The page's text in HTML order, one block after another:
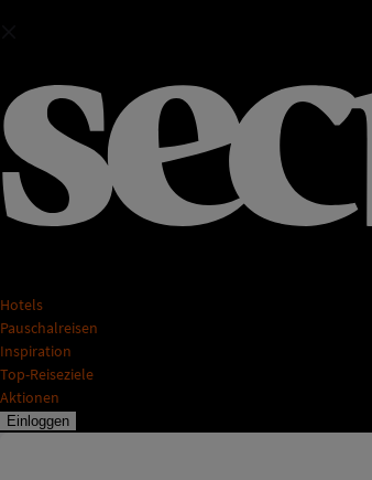
Hotels
Pauschalreisen
Inspiration
Top-Reiseziele
Aktionen
Einloggen